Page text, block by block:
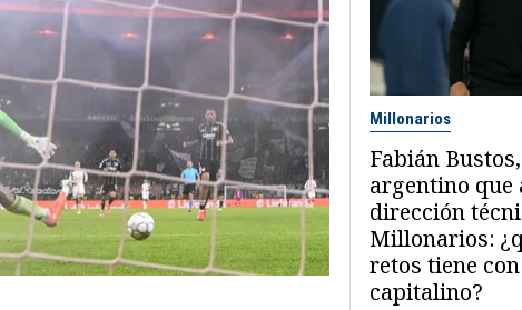
Millonarios
Fabián
argentino que
dirección
Millonarios:
retos tiene
capitalino?